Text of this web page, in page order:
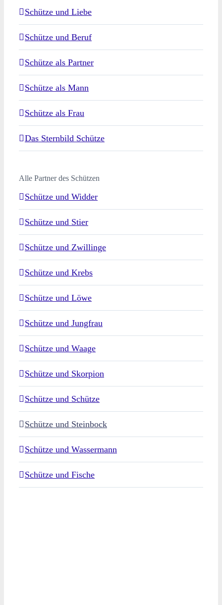
Schütze und Liebe
Schütze und Beruf
Schütze als Partner
Schütze als Mann
Schütze als Frau
Das Sternbild Schütze
Alle Partner des Schützen
Schütze und Widder
Schütze und Stier
Schütze und Zwillinge
Schütze und Krebs
Schütze und Löwe
Schütze und Jungfrau
Schütze und Waage
Schütze und Skorpion
Schütze und Schütze
Schütze und Steinbock
Schütze und Wassermann
Schütze und Fische